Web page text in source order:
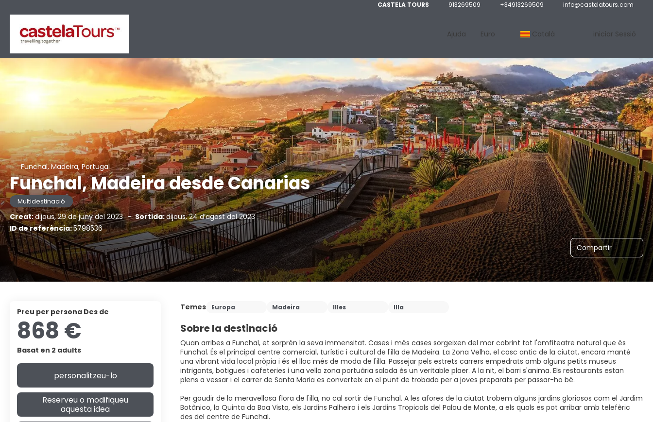
CASTELA TOURS 913269509 +34913269509 info@castelatours.com
Ajuda Euro Català iniciar Sessió
Funchal, Madeira, Portugal
Funchal, Madeira desde Canarias
Multidestinació
Creat:dijous, 29 de juny del 2023 - Sortida:dijous, 24 d’agost del 2023
ID de referència:5798536
Compartir
Temes Europa Madeira Illes Illa
Sobre la destinació
Quan arribes a Funchal, et sorprèn la seva immensitat. Cases i més cases sorgeixen del mar cobrint tot l'amfiteatre natural que és
Funchal. És el principal centre comercial, turístic i cultural de l'illa de Madeira. La Zona Velha, el casc antic de la ciutat, encara manté
una vibrant vida local pròpia i és el lloc més de moda de l'illa. Passejar pels estrets carrers empedrats amb alguns petits museus
intrigants, botigues i cafeteries i una vella zona portuària salada és un veritable plaer. A la nit, el barri s'anima. Els restaurants estan
plens a vessar i el carrer de Santa Maria es converteix en el punt de trobada per a joves preparats per passar-ho bé.
Per gaudir de la meravellosa flora de l'illa, no cal sortir de Funchal. A les afores de la ciutat trobem alguns jardins gloriosos com el Jardim
Botânico, la Quinta da Boa Vista, els Jardins Palheiro i els Jardins Tropicals del Palau de Monte, a els quals es pot arribar amb telefèric
des del centre de Funchal.
preu per persona Des de
868 €
Basat en 2 adults
personalitzeu-lo
Reserveu o modifiqueu
aquesta idea